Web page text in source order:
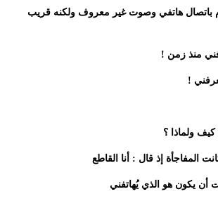
باتصال هاتفي وصوت غير معروف ولكنه قريب
منذ زمن !
!
ولماذا ؟
المفاجأة إذ قال : أنا القاطع
يكون هو الذي يُهاتفني